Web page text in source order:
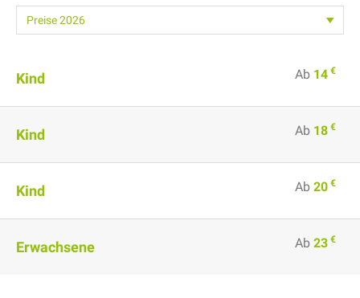
Kind Ab 14 €
Kind Ab 18 €
Kind Ab 20 €
Erwachsene Ab 23 €